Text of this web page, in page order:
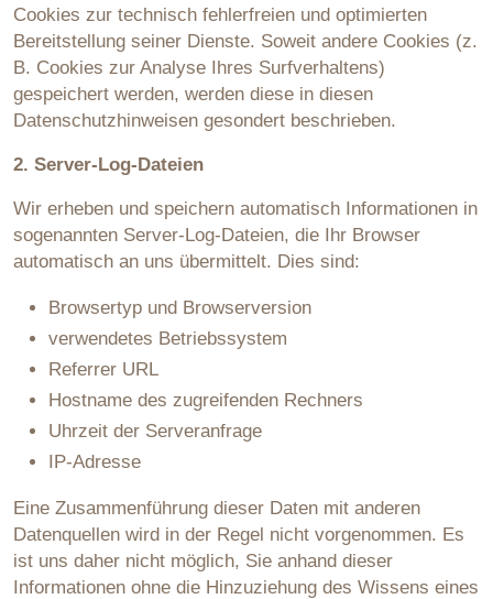
Cookies zur technisch fehlerfreien und optimierten
Bereitstellung seiner Dienste. Soweit andere Cookies (z.
B. Cookies zur Analyse Ihres Surfverhaltens)
gespeichert werden, werden diese in diesen
Datenschutzhinweisen gesondert beschrieben.
2. Server-Log-Dateien
Wir erheben und speichern automatisch Informationen in
sogenannten Server-Log-Dateien, die Ihr Browser
automatisch an uns übermittelt. Dies sind:
Browsertyp und Browserversion
verwendetes Betriebssystem
Referrer URL
Hostname des zugreifenden Rechners
Uhrzeit der Serveranfrage
IP-Adresse
Eine Zusammenführung dieser Daten mit anderen
Datenquellen wird in der Regel nicht vorgenommen. Es
ist uns daher nicht möglich, Sie anhand dieser
Informationen ohne die Hinzuziehung des Wissens eines